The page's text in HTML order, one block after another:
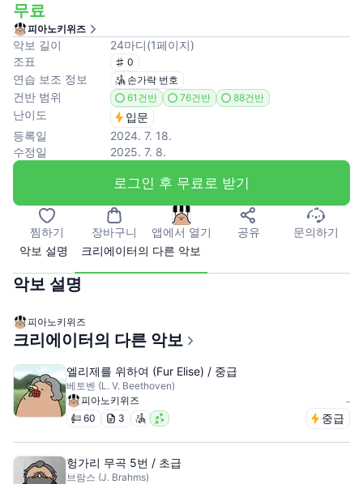
무료
피아노키위즈
악보 길이 24마디(1페이지)
조표
0
연습 보조 정보 손가락 번호
건반 범위 61건반 76건반 88건반
난이도
입문
등록일
2024. 7. 18.
수정일
2025. 7. 8.
로그인 후 무료로 받기
찜하기 장바구니 앱에서 열기 공유
문의하기
악보 설명
크리에이터의 다른 악보
악보 설명
피아노키위즈
크리에이터의 다른 악보
엘리제를 위하여 (Fur Elise) / 중급
베토벤 (L. V. Beethoven)
피아노키위즈
-
60 3 중급
헝가리 무곡 5번 / 초급
브람스 (J. Brahms)